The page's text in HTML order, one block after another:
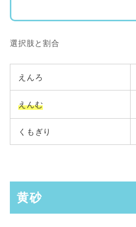
選択肢と割合
えんろ
えんむ
くもぎり
黄砂